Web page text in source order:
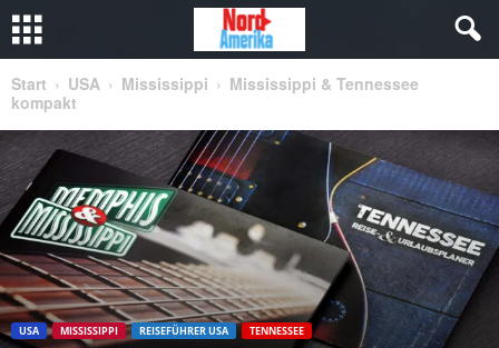
Start USA Mississippi
Mississippi & Tennessee
kompakt
USA MISSISSIPPI REISEFÜHRER USA TENNESSEE